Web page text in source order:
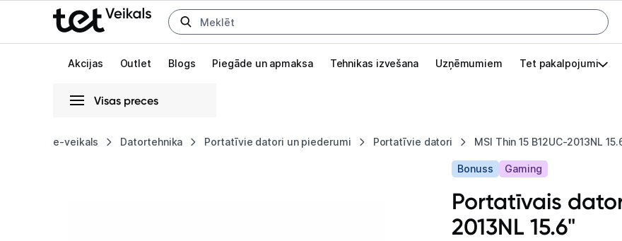
Uz kategorijam Uz galveno saturu
Akcijas Outlet Blogs Piegāde un apmaksa Tehnikas izvešana Uzņēmumiem Tet pakalpojumi
Visas preces
e-veikals Datortehnika Portatīvie datori un piederumi Portatīvie datori MSI Thin 15 B12UC-2013NL
Pieslēgties
Izvēlies kāroto ierīci izdevīgāk!
Bonuss Gaming
Portatīvais
2013NL 15.6"